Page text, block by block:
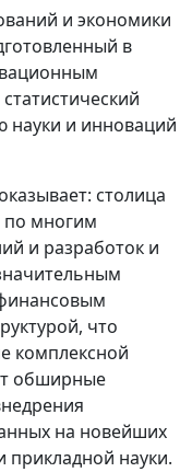
и экономики
в
науки и инноваций
столица
по многим
и разработок и
что
комплексной
обширные
на новейших
науки.